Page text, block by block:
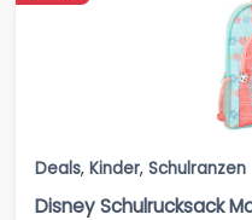
Deals, Kinder, Schulranzen
Disney Schulrucksack